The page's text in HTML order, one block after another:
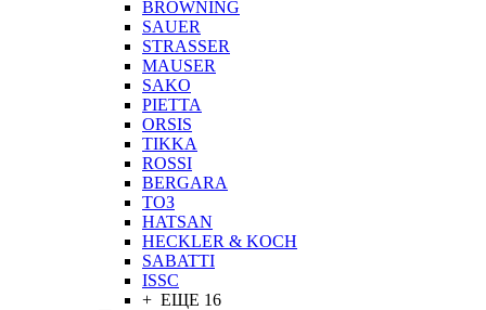
BROWNING
SAUER
STRASSER
MAUSER
SAKO
PIETTA
ORSIS
TIKKA
ROSSI
BERGARA
ТОЗ
HATSAN
HECKLER & KOCH
SABATTI
ISSC
+ ЕЩЕ 16